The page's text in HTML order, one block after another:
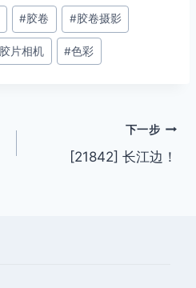
#胶卷 #胶卷摄影
胶片相机 #色彩
下一步
[21842] 长江边！